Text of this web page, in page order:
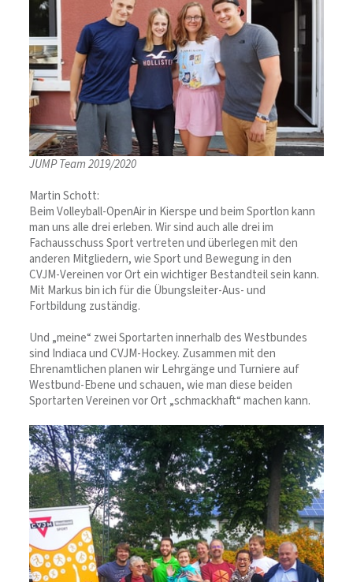
JUMP Team 2019/2020
Martin Schott:
Beim Volleyball-OpenAir in Kierspe und beim Sportlon kann
man uns alle drei erleben. Wir sind auch alle drei im
Fachausschuss Sport vertreten und überlegen mit den
anderen Mitgliedern, wie Sport und Bewegung in den
CVJM-Vereinen vor Ort ein wichtiger Bestandteil sein kann.
Mit Markus bin ich für die Übungsleiter-Aus- und
Fortbildung zuständig.
Und „meine“ zwei Sportarten innerhalb des Westbundes
sind Indiaca und CVJM-Hockey. Zusammen mit den
Ehrenamtlichen planen wir Lehrgänge und Turniere auf
Westbund-Ebene und schauen, wie man diese beiden
Sportarten Vereinen vor Ort „schmackhaft“ machen kann.